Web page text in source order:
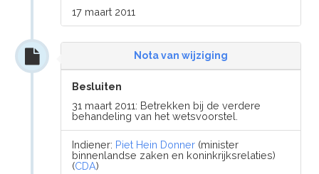
17 maart 2011
Nota van wijziging
Besluiten
31 maart 2011: Betrekken bij de verdere
behandeling van het wetsvoorstel.
Indiener: Piet Hein Donner (minister
binnenlandse zaken en koninkrijksrelaties)
(CDA)